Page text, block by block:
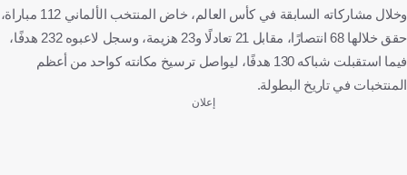
وخلال مشاركاته السابقة في كأس العالم، خاض المنتخب الألماني 112 مباراة،
حقق خلالها 68 انتصارًا، مقابل 21 تعادلًا و23 هزيمة، وسجل لاعبوه 232 هدفًا،
فيما استقبلت شباكه 130 هدفًا، ليواصل ترسيخ مكانته كواحد من أعظم
المنتخبات في تاريخ البطولة.
إعلان